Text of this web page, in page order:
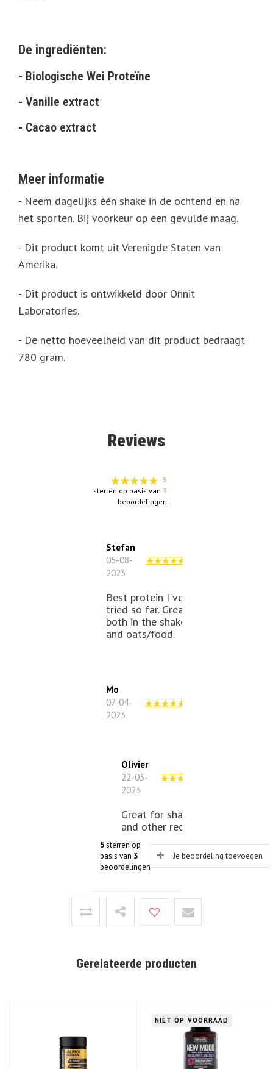
De ingrediënten:
- Biologische Wei Proteïne
- Vanille extract
- Cacao extract
Meer informatie
- Neem dagelijks één shake in de ochtend en na
het sporten. Bij voorkeur op een gevulde maag.
- Dit product komt uit Verenigde Staten van
Amerika.
- Dit product is ontwikkeld door Onnit
Laboratories.
- De netto hoeveelheid van dit product bedraagt
780 gram.
Reviews
5
sterren op basis van 3
beoordelingen
Stefan
05-08-
2023
Best protein I've
tried so far. Great
both in the shaker
and oats/food.
Mo
07-04-
2023
Olivier
22-03-
2023
Great for shakes
and other recipes.
+ No sugar !
-
Expensive - but
5sterren op
basis van 3
beoordelingen
Je beoordeling toevoegen
Gerelateerde producten
NIET OP VOORRAAD